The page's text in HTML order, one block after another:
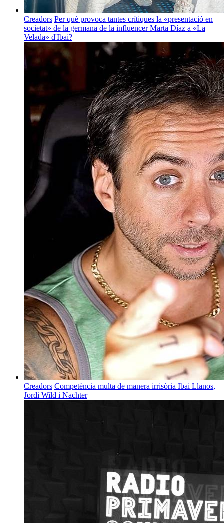
Creadors Per què provoca tantes crítiques la «presentació en
societat» de la germana de la influencer Marta Díaz a «La
Velada» d'Ibai?
Creadors Competència multa de manera irrisòria Ibai Llanos,
Jordi Wild i Nachter